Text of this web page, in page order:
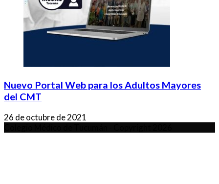
Nuevo Portal Web para los Adultos Mayores
del CMT
26 de octubre de 2021